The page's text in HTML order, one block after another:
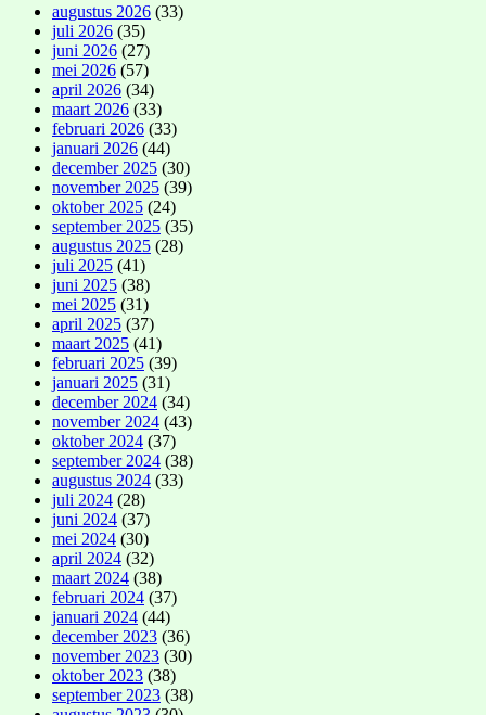
augustus 2026 (33)
juli 2026 (35)
juni 2026 (27)
mei 2026 (57)
april 2026 (34)
maart 2026 (33)
februari 2026 (33)
januari 2026 (44)
december 2025 (30)
november 2025 (39)
oktober 2025 (24)
september 2025 (35)
augustus 2025 (28)
juli 2025 (41)
juni 2025 (38)
mei 2025 (31)
april 2025 (37)
maart 2025 (41)
februari 2025 (39)
januari 2025 (31)
december 2024 (34)
november 2024 (43)
oktober 2024 (37)
september 2024 (38)
augustus 2024 (33)
juli 2024 (28)
juni 2024 (37)
mei 2024 (30)
april 2024 (32)
maart 2024 (38)
februari 2024 (37)
januari 2024 (44)
december 2023 (36)
november 2023 (30)
oktober 2023 (38)
september 2023 (38)